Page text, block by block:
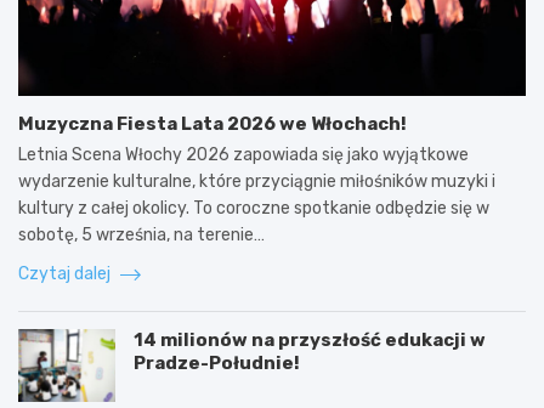
Muzyczna Fiesta Lata 2026 we Włochach!
Letnia Scena Włochy 2026 zapowiada się jako wyjątkowe
wydarzenie kulturalne, które przyciągnie miłośników muzyki i
kultury z całej okolicy. To coroczne spotkanie odbędzie się w
sobotę, 5 września, na terenie…
Czytaj dalej
14 milionów na przyszłość edukacji w
Pradze-Południe!